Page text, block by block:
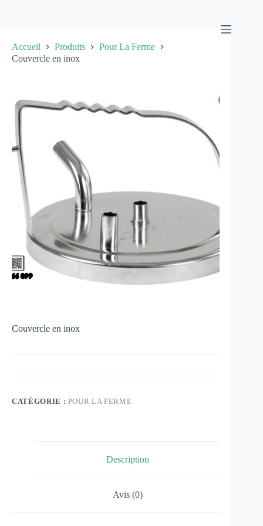
Accueil Produits
Pour La Ferme
Couvercle en inox
Couvercle en inox
CATÉGORIE : POUR LA FERME
Description
Avis (0)